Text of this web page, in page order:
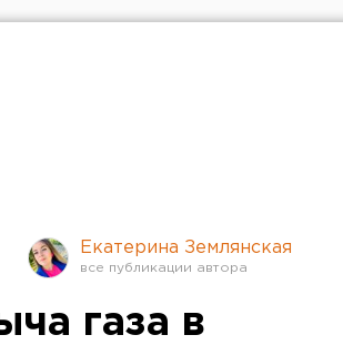
Екатерина Землянская
газа в